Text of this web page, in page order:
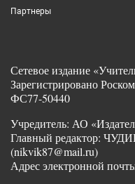
Партнеры
Сетевое издание
Зарегистрировано
ФС77-50440
Учредитель: АО
Главный редактор:
(nikvik87@mail.ru)
Адрес электронной